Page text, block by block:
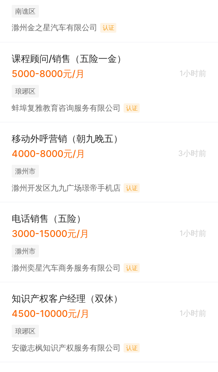
南谯区
滁州金之星汽车有限公司 认证
课程顾问/销售（五险一金）
5000-8000元/月
1小时前
琅琊区
蚌埠复雅教育咨询服务有限公司 认证
移动外呼营销（朝九晚五）
4000-8000元/月
3小时前
滁州市
滁州开发区九九广场璟帝手机店 认证
电话销售（五险）
3000-15000元/月
1小时前
滁州市
滁州奕星汽车商务服务有限公司 认证
知识产权客户经理（双休）
4500-10000元/月
1小时前
琅琊区
安徽志枫知识产权服务有限公司 认证